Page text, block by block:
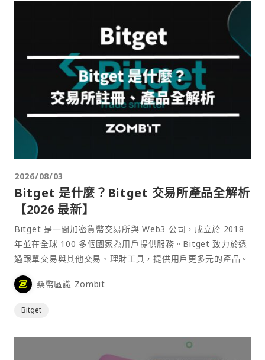
2026/08/03
Bitget 是什麼？Bitget 交易所產品全解析
【2026 最新】
Bitget 是一間加密貨幣交易所與 Web3 公司，成立於 2018
年並在全球 100 多個國家為用戶提供服務。Bitget 致力於透
過跟單交易與其他交易、理財工具，提供用戶更多元的產品。
桑幣區識 Zombit
Bitget